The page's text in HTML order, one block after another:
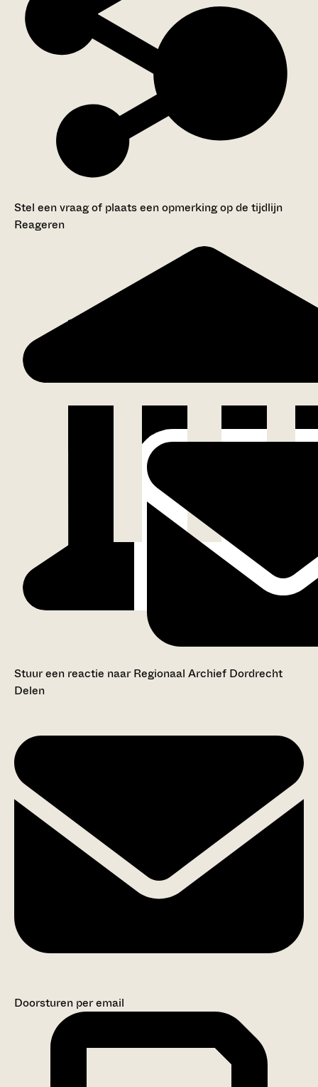
Stel een vraag of plaats een opmerking op de tijdlijn
Reageren
Stuur een reactie naar Regionaal Archief Dordrecht
Delen
Doorsturen per email